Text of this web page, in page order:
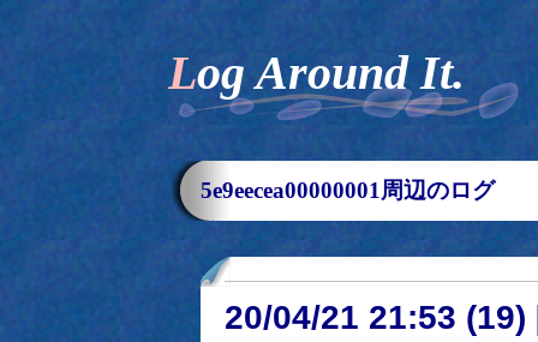
Log Around It.
5e9eecea00000001周辺のログ
20/04/21 21:53 (19)